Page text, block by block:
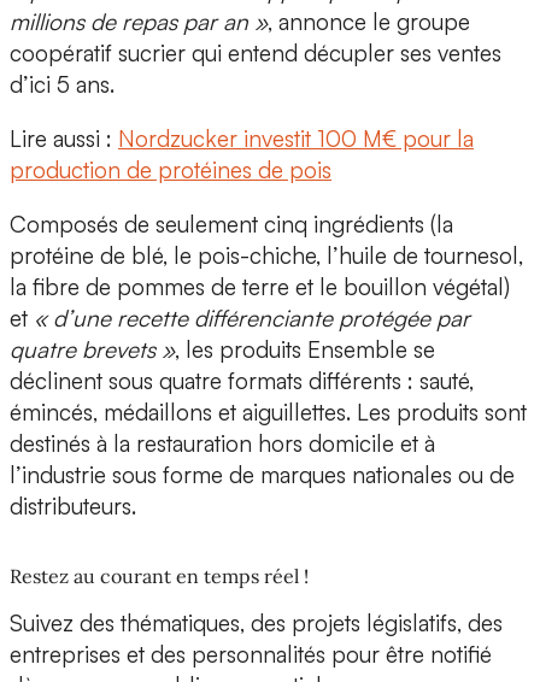
millions de repas par an », annonce le groupe
coopératif sucrier qui entend décupler ses ventes
d’ici 5 ans.
Lire aussi : Nordzucker investit 100 M€ pour la
production de protéines de pois
Composés de seulement cinq ingrédients (la
protéine de blé, le pois-chiche, l’huile de tournesol,
la fibre de pommes de terre et le bouillon végétal)
et « d’une recette différenciante protégée par
quatre brevets », les produits Ensemble se
déclinent sous quatre formats différents : sauté,
émincés, médaillons et aiguillettes. Les produits sont
destinés à la restauration hors domicile et à
l’industrie sous forme de marques nationales ou de
distributeurs.
Restez au courant en temps réel !
Suivez des thématiques, des projets législatifs, des
entreprises et des personnalités pour être notifié